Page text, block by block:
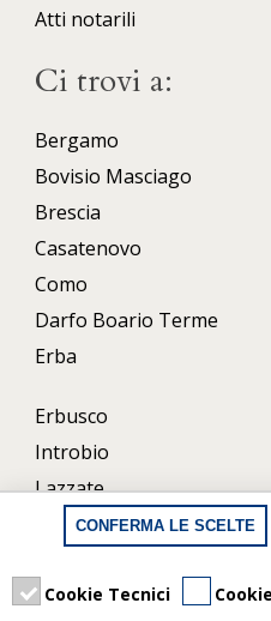
Atti notarili
Ci trovi a:
Bergamo
Bovisio Masciago
Brescia
Casatenovo
Como
Darfo Boario Terme
Erba
Erbusco
Introbio
Lazzate
Lecco
Porlezza
CONFERMA LE SCELTE
Cookie Tecnici